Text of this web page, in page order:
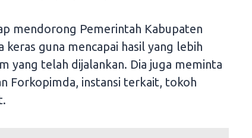
mendorong Pemerintah Kabupaten
guna mencapai hasil yang lebih
yang telah dijalankan. Dia juga meminta
Forkopimda, instansi terkait, tokoh